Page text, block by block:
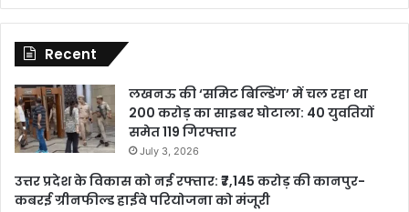
Recent
लखनऊ की ‘समिट बिल्डिंग’ में चल रहा था
200 करोड़ का साइबर घोटाला: 40 युवतियों
समेत 119 गिरफ्तार
July 3, 2026
उत्तर प्रदेश के विकास को नई रफ्तार: ₹7,145 करोड़ की कानपुर-
कबरई ग्रीनफील्ड हाईवे परियोजना को मंजूरी